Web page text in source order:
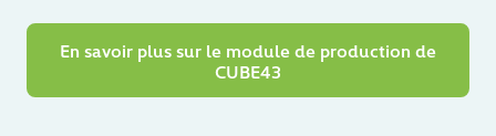
En savoir plus sur le module de production de
CUBE43